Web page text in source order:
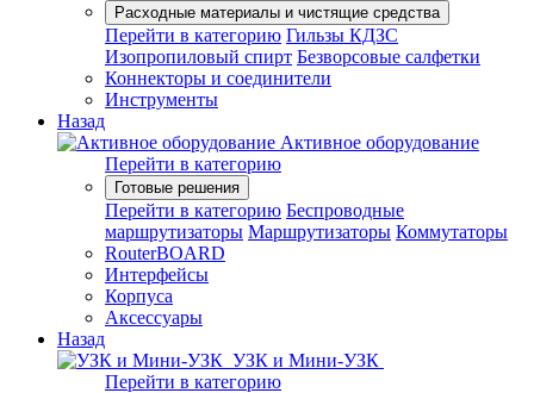
Расходные материалы и чистящие средства
Перейти в категорию Гильзы КДЗС
Изопропиловый спирт Безворсовые салфетки
Коннекторы и соединители
Инструменты
Назад
Активное оборудование
Перейти в категорию
Готовые решения
Перейти в категорию Беспроводные
маршрутизаторы Маршрутизаторы Коммутаторы
RouterBOARD
Интерфейсы
Корпуса
Аксессуары
Назад
УЗК и Мини-УЗК
Перейти в категорию